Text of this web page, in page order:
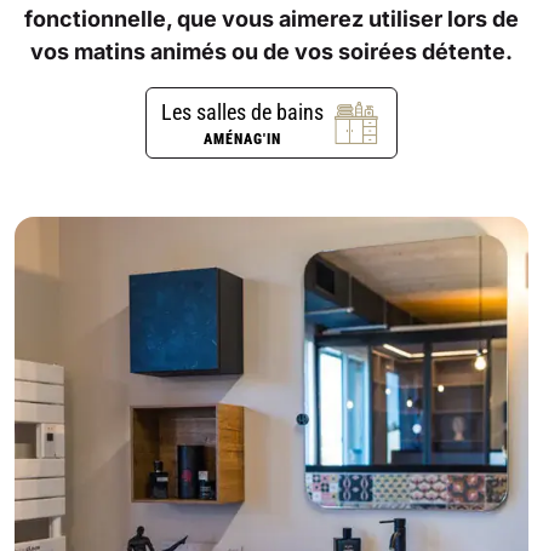
fonctionnelle, que vous aimerez utiliser lors de
vos matins animés ou de vos soirées détente.
Les salles de bains
AMÉNAG'IN